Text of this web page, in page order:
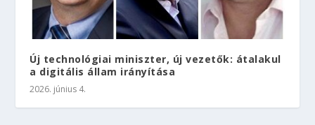
Új technológiai miniszter, új vezetők: átalakul
a digitális állam irányítása
2026. június 4.